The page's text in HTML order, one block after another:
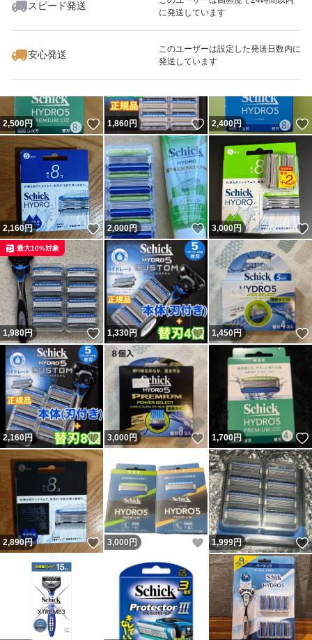
#ホルダー
#敏感肌
#敏感
#5枚刃
スピード発送
に発送しています
安心発送
このユーザーは設定した発送日数内に
発送しています
いいね！
2,380
2,500円 いいね！
1,860円 いいね！
2,400円
2,160円 いいね！
2,000円 いいね！
3,000円
1,980円 いいね！
最大10%対象
1,330円 いいね！
1,450円
2,160円 いいね！
3,000円 いいね！
1,700円
2,890円 いいね！
3,000 円 いいね！
1,999円